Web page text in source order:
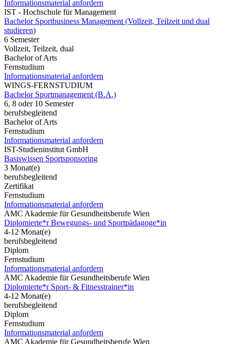
Informationsmaterial anfordern
IST - Hochschule für Management
Bachelor Sportbusiness Management (Vollzeit, Teilzeit und dual
studieren)
6 Semester
Vollzeit, Teilzeit, dual
Bachelor of Arts
Fernstudium
Informationsmaterial anfordern
WINGS-FERNSTUDIUM
Bachelor Sportmanagement (B.A.)
6, 8 oder 10 Semester
berufsbegleitend
Bachelor of Arts
Fernstudium
Informationsmaterial anfordern
IST-Studieninstitut GmbH
Basiswissen Sportsponsoring
3 Monat(e)
berufsbegleitend
Zertifikat
Fernstudium
Informationsmaterial anfordern
AMC Akademie für Gesundheitsberufe Wien
Diplomierte*r Bewegungs- und Sportpädagoge*in
4-12 Monat(e)
berufsbegleitend
Diplom
Fernstudium
Informationsmaterial anfordern
AMC Akademie für Gesundheitsberufe Wien
Diplomierte*r Sport- & Fitnesstrainer*in
4-12 Monat(e)
berufsbegleitend
Diplom
Fernstudium
Informationsmaterial anfordern
AMC Akademie für Gesundheitsberufe Wien